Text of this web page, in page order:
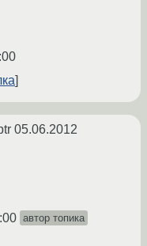
05.06.2012
автор топика